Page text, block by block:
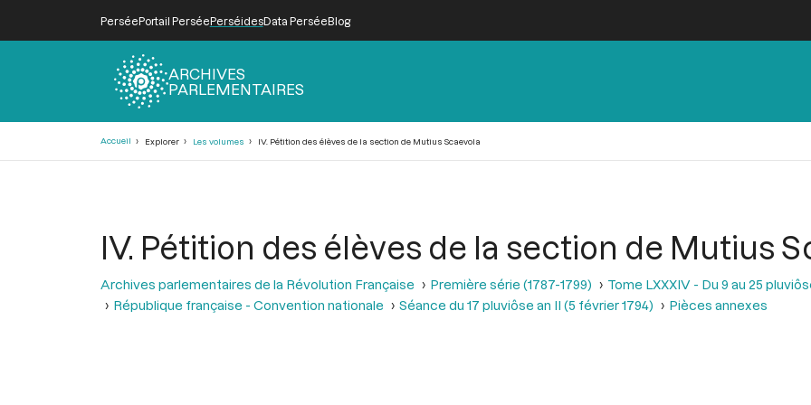
PerséePortail PerséePerséidesData PerséeBlog
ARCHIVES
PARLEMENTAIRES
Accueil Explorer Les volumes IV. Pétition des élèves de la section de Mutius Scaevola
IV. Pétition des élèves de la section de Mutius
Archives parlementaires de la Révolution Française Première série (1787-1799)
Tome LXXXIV - Du 9 au 25
République française - Convention nationale
Séance du 17 pluviôse an II (5 février 1794) Pièces annexes